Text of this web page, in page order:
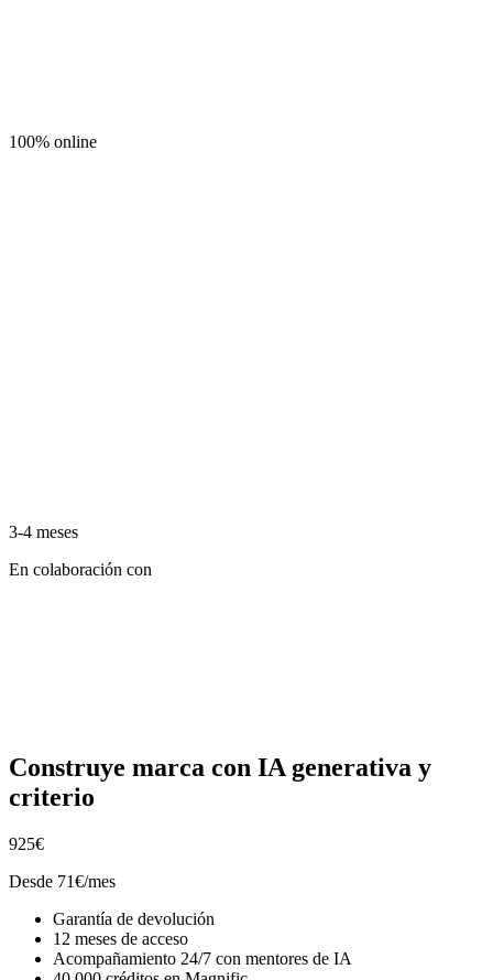
100% online
3-4 meses
En colaboración con
Construye marca con IA generativa y
criterio
925€
Desde 71€/mes
Garantía de devolución
12 meses de acceso
Acompañamiento 24/7 con mentores de IA